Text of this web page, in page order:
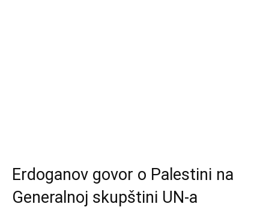
Erdoganov govor o Palestini na
Generalnoj skupštini UN-a